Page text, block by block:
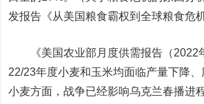
发报告《从美国粮食霸权到全球粮食危机
《美国农业部月度供需报告（2022
22/23年度小麦和玉米均面临产量下降、
小麦方面，战争已经影响乌克兰春播进